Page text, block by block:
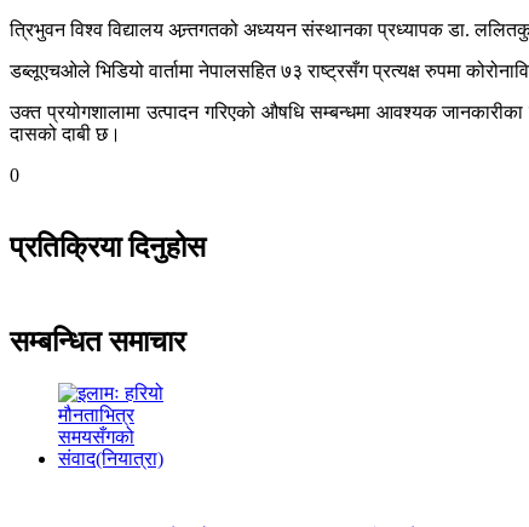
त्रिभुवन विश्व विद्यालय अन्र्तगतको अध्ययन संस्थानका प्रध्यापक डा.
डब्लूएचओले भिडियो वार्तामा नेपालसहित ७३ राष्ट्रसँग प्रत्यक्ष रुपमा
उक्त प्रयोगशालामा उत्पादन गरिएको औषधि सम्बन्धमा आवश्यक
दासको दाबी छ।
0
प्रतिक्रिया दिनुहोस
सम्बन्धित समाचार